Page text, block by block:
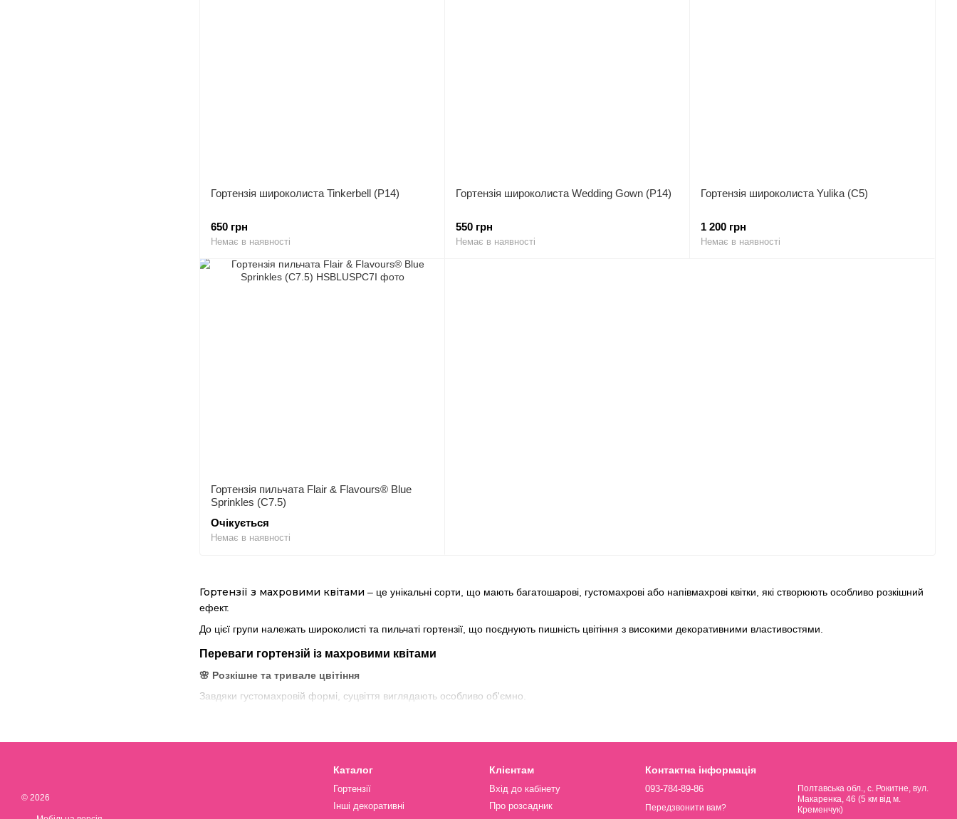
Гортензії з махровими квітами – це унікальні сорти, що мають багатошарові, густомахрові або напівмахрові квітки, які створюють особливо розкішний
ефект.
До цієї групи належать широколисті та пильчаті гортензії, що поєднують пишність цвітіння з високими декоративними властивостями.
Переваги гортензій із махровими квітами
🌸 Розкішне та тривале цвітіння
Завдяки густомахровій формі, суцвіття виглядають особливо об'ємно.
Махрові гортензії можуть мати білі, блакитні, рожеві, бузкові та фіолетові відтінки, що змінюються залежно від кислотності ґрунту.
Підходять для солітерних посадок, романтичних садів, бордюрів, контейнерного вирощування та зрізки для букетів.
Чому варто купити махрові гортензії у нашому розсаднику?
Гортензія широколиста Tinkerbell (P14)
650 грн
Немає в наявності
Гортензія широколиста Wedding Gown (P14)
550 грн
Немає в наявності
Гортензія широколиста Yulika (C5)
1 200 грн
Немає в наявності
Гортензія пильчата Flair & Flavours® Blue
Sprinkles (C7.5)
Очікується
Немає в наявності
© 2026
Каталог
Гортензії
Інші декоративні
Клієнтам
Вхід до кабінету
Про розсадник
Контактна інформація
093-784-89-86
Передзвонити вам?
Полтавська обл., с. Рокитне, вул.
Макаренка, 46 (5 км від м.
Кременчук)